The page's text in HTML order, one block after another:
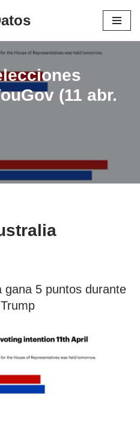
(11 abr.
gana 5 puntos durante